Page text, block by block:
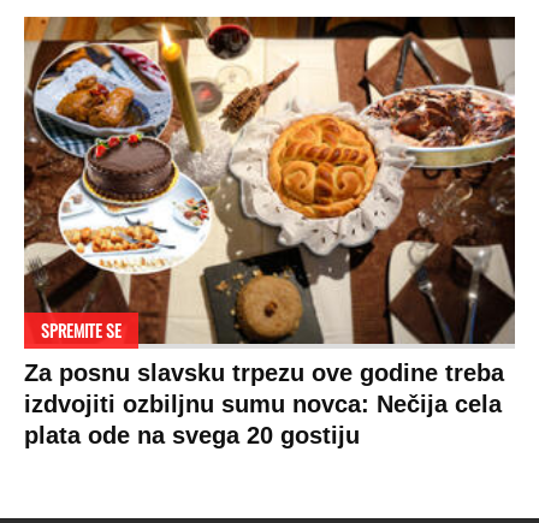
Copyright © Espreso.co.rs 2026. Sva prava zadržana. Mondo inc.